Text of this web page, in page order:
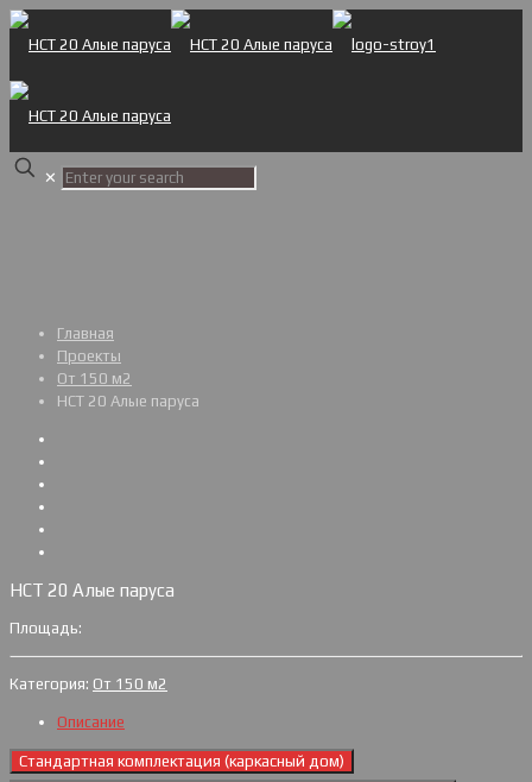
✕
Главная
Проекты
От 150 м2
НСТ 20 Алые паруса
НСТ 20 Алые паруса
Площадь:
Категория: От 150 м2
Описание
Стандартная комплектация (каркасный дом)